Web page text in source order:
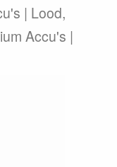
| Lood,
Accu's |